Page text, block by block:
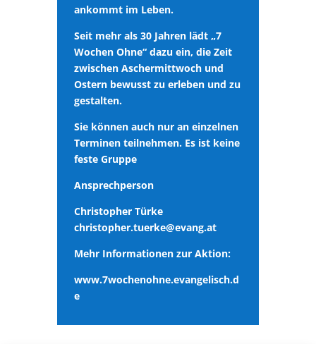
ankommt im Leben.
Seit mehr als 30 Jahren lädt „7
Wochen Ohne“ dazu ein, die Zeit
zwischen Aschermittwoch und
Ostern bewusst zu erleben und zu
gestalten.
Sie können auch nur an einzelnen
Terminen teilnehmen. Es ist keine
feste Gruppe
Ansprechperson
Christopher Türke
christopher.tuerke@evang.at
Mehr Informationen zur Aktion:
www.7wochenohne.evangelisch.d
e